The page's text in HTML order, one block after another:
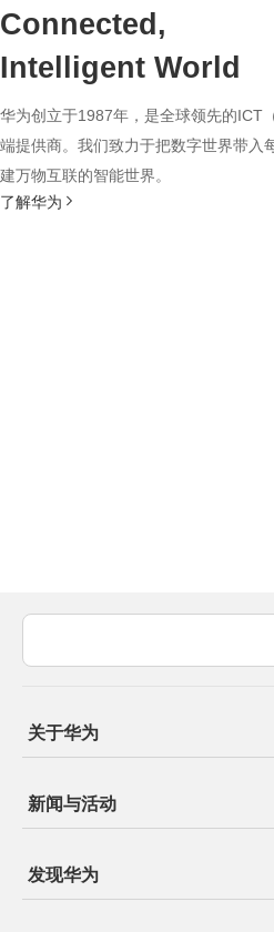
Connected,
Intelligent World
华为创立于1987年，是全球领先的ICT
端提供商。我们致力于把数字世界带入
建万物互联的智能世界。
了解华为
关于华为
新闻与活动
发现华为